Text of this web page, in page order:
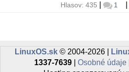
Hlasov: 435 1
LinuxOS.sk© 2004-2026 |
1337-7639| Osobné údaje|